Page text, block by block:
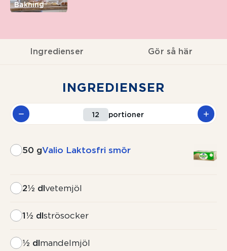
Bakning
Ingredienser Gör så här
INGREDIENSER
portioner
50 gValio Laktosfri smör
2½ dlvetemjöl
1½ dlströsocker
½ dlmandelmjöl